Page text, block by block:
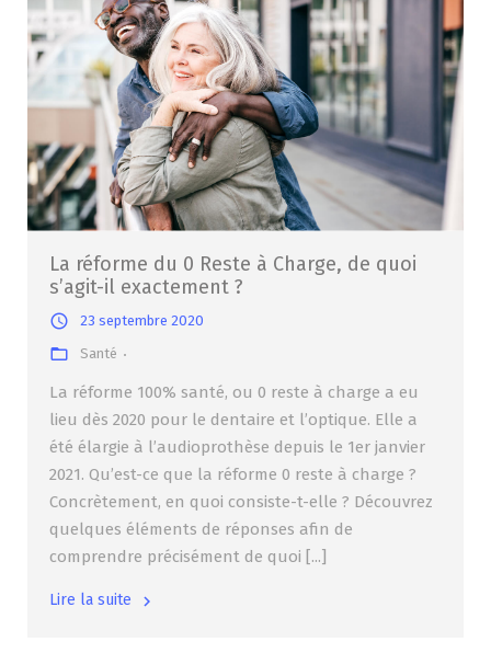
La réforme du 0 Reste à Charge, de quoi
s’agit-il exactement ?
23 septembre 2020
Santé
La réforme 100% santé, ou 0 reste à charge a eu
lieu dès 2020 pour le dentaire et l’optique. Elle a
été élargie à l’audioprothèse depuis le 1er janvier
2021. Qu’est-ce que la réforme 0 reste à charge ?
Concrètement, en quoi consiste-t-elle ? Découvrez
quelques éléments de réponses afin de
comprendre précisément de quoi [...]
Lire la suite